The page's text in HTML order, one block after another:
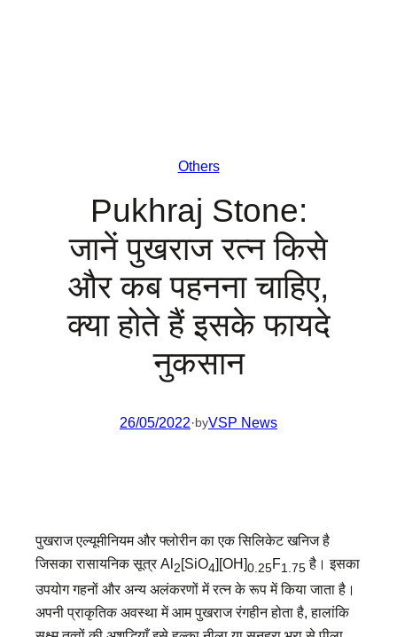
Others
Pukhraj Stone:
जानें पुखराज रत्न किसे
और कब पहनना चाहिए,
क्‍या होते हैं इसके फायदे
नुकसान
26/05/2022·byVSP News
पुखराज एल्यूमीनियम और फ्लोरीन का एक सिलिकेट खनिज है
जिसका रासायनिक सूत्र Al2[SiO4][OH]0.25F1.75 है। इसका
उपयोग गहनों और अन्य अलंकरणों में रत्न के रूप में किया जाता है।
अपनी प्राकृतिक अवस्था में आम पुखराज रंगहीन होता है, हालांकि